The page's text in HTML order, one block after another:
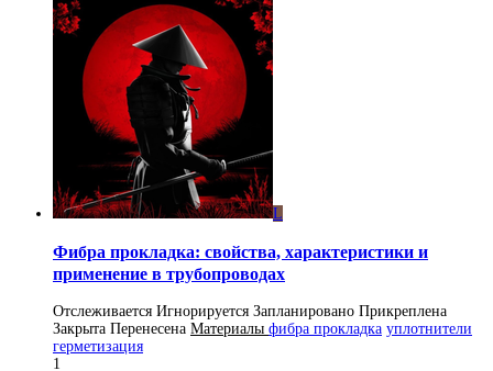
L
Фибра прокладка: свойства, характеристики и
применение в трубопроводах
Отслеживается Игнорируется Запланировано Прикреплена
Закрыта Перенесена Материалы фибра прокладка уплотнители
герметизация
1